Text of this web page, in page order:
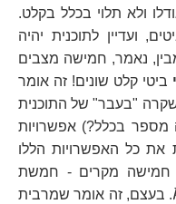
ולא תלוי בכלל בקלט.
ועדיין לתוכנית יהיה
נאמר, חמישה מצבים
ביטי קלט שונים! זה אומר
"בעבר" של התוכנית
מספר בכלל?) אפשרויות
את כל האפשרויות הללו
חמישה מקרים - חמשת
. בעצם, זה אומר שמרבית